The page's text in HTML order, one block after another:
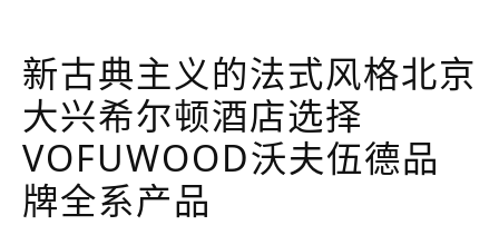
新古典主义的法式风格北京
大兴希尔顿酒店选择
VOFUWOOD沃夫伍德品
牌全系产品